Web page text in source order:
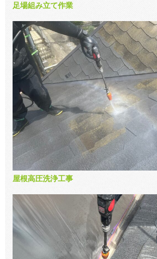
足場組み立て作業
屋根高圧洗浄工事